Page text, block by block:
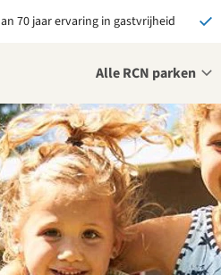
70 jaar ervaring in gastvrijheid
Alle RCN parken